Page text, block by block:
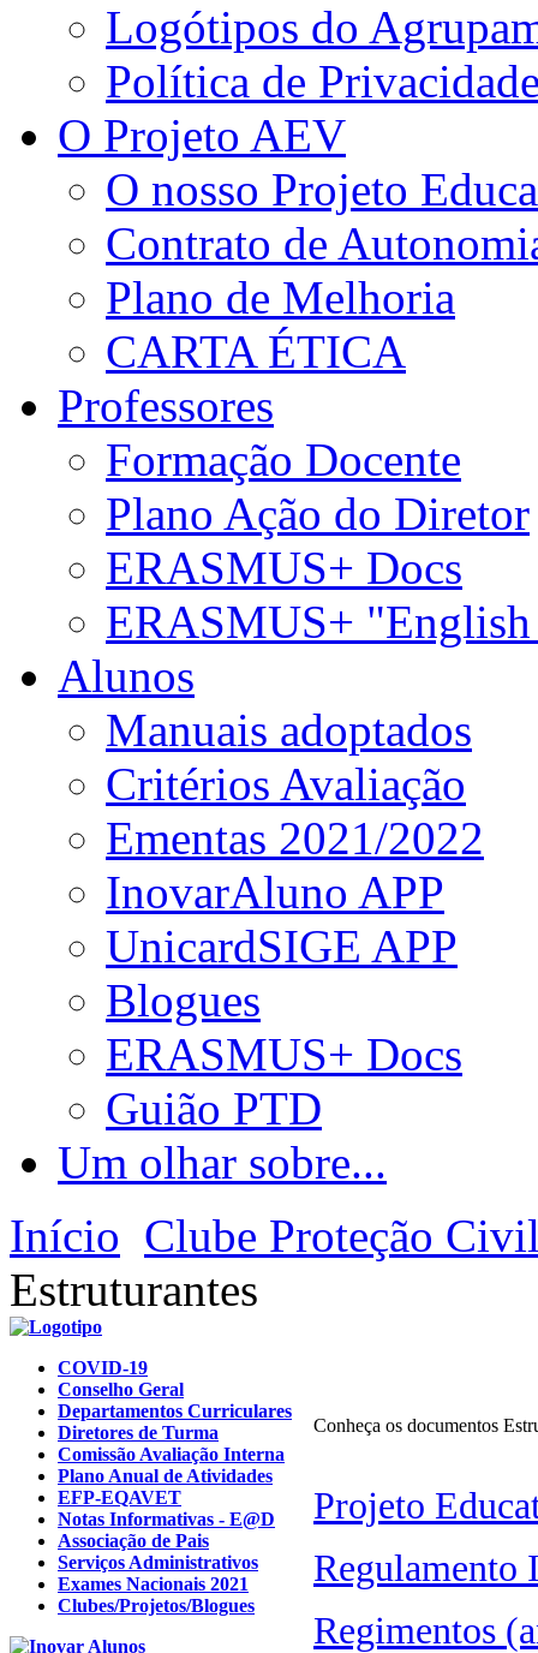
Logótipos do
Política de
O Projeto AEV
O nosso Projeto
Contrato de
Plano de Melhoria
CARTA ÉTICA
Professores
Formação Docente
Plano Ação do Diretor
ERASMUS+ Docs
ERASMUS+
Alunos
Manuais adoptados
Critérios Avaliação
Ementas 2021/2022
InovarAluno APP
UnicardSIGE APP
Blogues
ERASMUS+ Docs
Guião PTD
Um olhar sobre...
Início Clube Proteção
Estruturantes
Conheça os documentos
Projeto
Regulamento
Regimentos
COVID-19
Conselho Geral
Departamentos Curriculares
Diretores de Turma
Comissão Avaliação Interna
Plano Anual de Atividades
EFP-EQAVET
Notas Informativas - E@D
Associação de Pais
Serviços Administrativos
Exames Nacionais 2021
Clubes/Projetos/Blogues